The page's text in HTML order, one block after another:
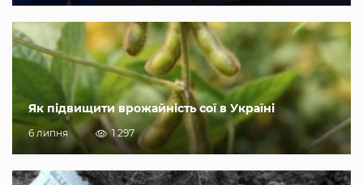
Як підвищити врожайність сої в Україні
6 липня 1 297